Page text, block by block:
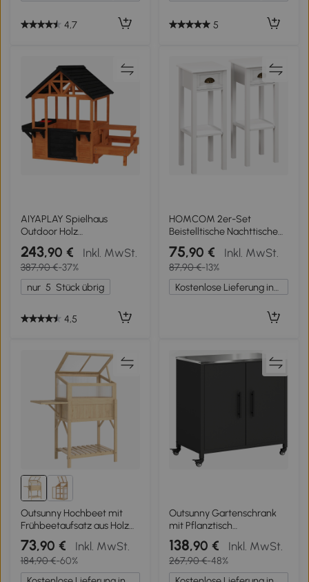
4,7 5
AIYAPLAY Spielhaus
Outdoor Holz
Kinderspielhaus mit Tisch
Bank Spülstation Fenster
Tür Blumenkastenhalter für
3-8 Jahre Hellbraun
243,90 € Inkl. MwSt.
387,90 €-37%
nur 5 Stück übrig
4,5
HOMCOM 2er-Set
Beistelltische Nachttische
mit Schublade und
Ablagefach für
Schlafzimmer 30x30x75
cm Weiß
75,90 € Inkl. MwSt.
87,90 €-13%
Outsunny Hochbeet mit
Frühbeetaufsatz aus Holz
Pflanzkasten mit
Gewächshaus klappbar
Seitentisch Ablagefach
Naturholz
73,90 € Inkl. MwSt.
184,90 €-60%
Outsunny Gartenschrank
mit Pflanztisch
Geräteschuppen mit
Edelstahl Arbeitsplatte
abnehmbar Regal
magnetisch Doppeltür
138,90 € Inkl. MwSt.
267,90 €-48%